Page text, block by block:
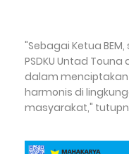
"Sebagai Ketua
PSDKU Untad
dalam
harmonis di
masyarakat,"